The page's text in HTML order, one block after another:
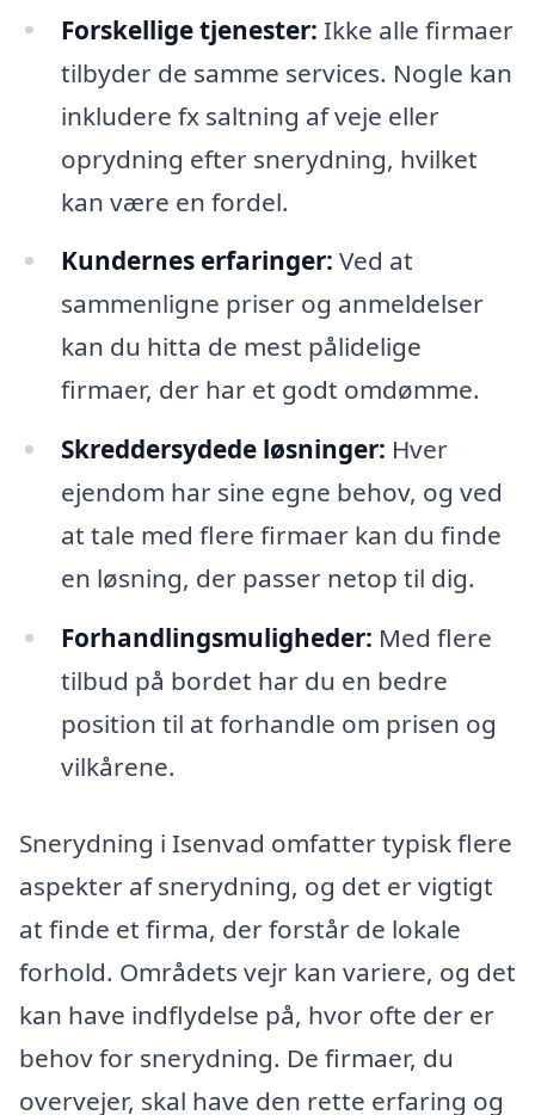
Forskellige tjenester: Ikke alle firmaer
tilbyder de samme services. Nogle kan
inkludere fx saltning af veje eller
oprydning efter snerydning, hvilket
kan være en fordel.
Kundernes erfaringer: Ved at
sammenligne priser og anmeldelser
kan du hitta de mest pålidelige
firmaer, der har et godt omdømme.
Skreddersydede løsninger: Hver
ejendom har sine egne behov, og ved
at tale med flere firmaer kan du finde
en løsning, der passer netop til dig.
Forhandlingsmuligheder: Med flere
tilbud på bordet har du en bedre
position til at forhandle om prisen og
vilkårene.
Snerydning i Isenvad omfatter typisk flere
aspekter af snerydning, og det er vigtigt
at finde et firma, der forstår de lokale
forhold. Områdets vejr kan variere, og det
kan have indflydelse på, hvor ofte der er
behov for snerydning. De firmaer, du
overvejer, skal have den rette erfaring og